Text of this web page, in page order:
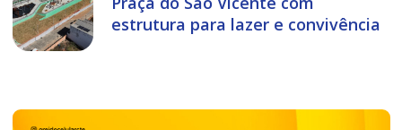
estrutura para lazer e convivência